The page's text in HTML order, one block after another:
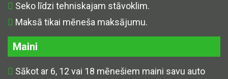
Seko līdzi tehniskajam stāvoklim.
Maksā tikai mēneša maksājumu.
Maini
Sākot ar 6, 12 vai 18 mēnešiem maini savu auto